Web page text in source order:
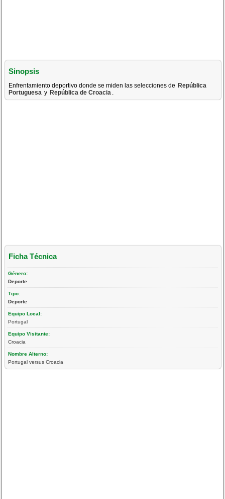
Sinopsis
Enfrentamiento deportivo donde se miden las selecciones de República
Portuguesa y República de Croacia .
Ficha Técnica
Género:
Deporte
Tipo:
Deporte
Equipo Local:
Portugal
Equipo Visitante:
Croacia
Nombre Alterno:
Portugal versus Croacia